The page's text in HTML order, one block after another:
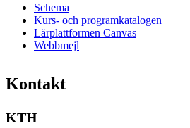
Schema
Kurs- och programkatalogen
Lärplattformen Canvas
Webbmejl
Kontakt
KTH